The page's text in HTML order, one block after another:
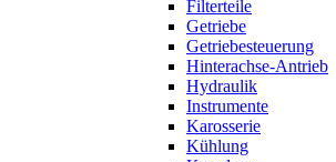
Filterteile
Getriebe
Getriebesteuerung
Hinterachse-Antrieb
Hydraulik
Instrumente
Karosserie
Kühlung